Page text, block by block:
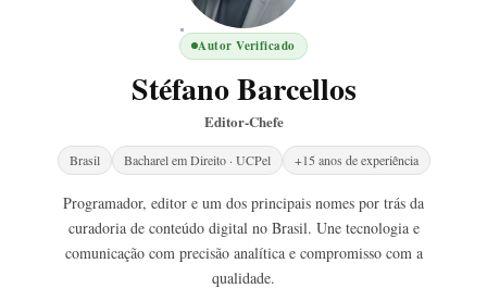
Autor Verificado
Stéfano Barcellos
Editor-Chefe
Brasil Bacharel em Direito · UCPel +15 anos de experiência
Programador, editor e um dos principais nomes por trás da
curadoria de conteúdo digital no Brasil. Une tecnologia e
comunicação com precisão analítica e compromisso com a
qualidade.